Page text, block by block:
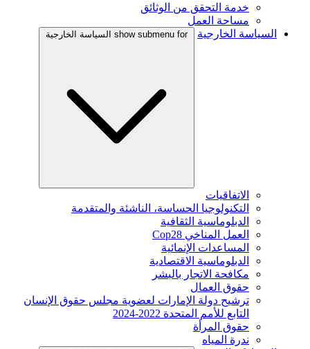
خدمة التحقق من الوثائق
مساحة العمل
السياسة الخارجية
show submenu for السياسة الخارجية
الاتفاقيات
التكنولوجيا الحساسة، الناشئة والمتقدمة
الدبلوماسية الثقافية
العمل المناخي Cop28
المساعدات الإنمائية
الدبلوماسية الاقتصادية
مكافحة الاتجار بالبشر
حقوق العمال
ترشيح دولة الإمارات لعضوية مجلس حقوق الإنسان
التابع للأمم المتحدة 2022-2024
حقوق المرأة
ندرة المياه